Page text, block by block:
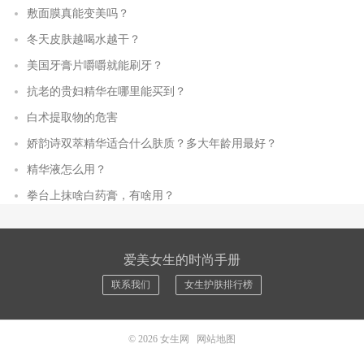
敷面膜真能变美吗？
冬天皮肤越喝水越干？
美国牙膏片嚼嚼就能刷牙？
抗老的贵妇精华在哪里能买到？
白术提取物的危害
娇韵诗双萃精华适合什么肤质？多大年龄用最好？
精华液怎么用？
拳台上抹啥白药膏，有啥用？
爱美女生的时尚手册
联系我们 女生护肤排行榜
© 2026 女生网 网站地图